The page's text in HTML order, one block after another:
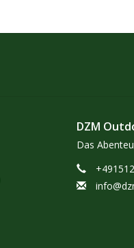
DZM
Das